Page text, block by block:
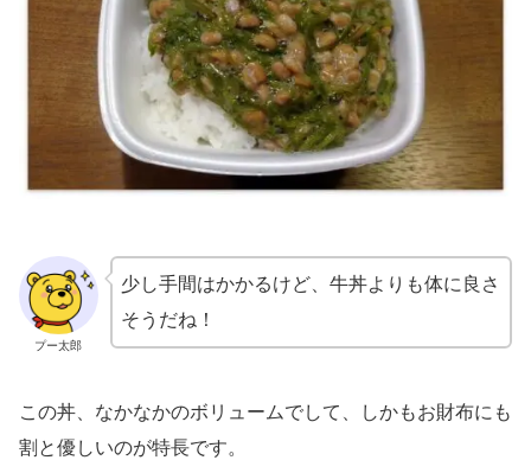
プー太郎
少し手間はかかるけど、牛丼よりも体に良さ
そうだね！
この丼、なかなかのボリュームでして、しかもお財布にも
割と優しいのが特長です。